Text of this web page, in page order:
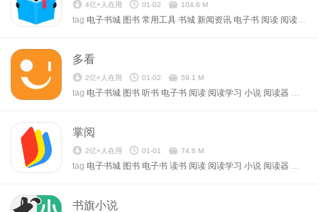
4亿+人在用 01-02 104.6 M
tag 电子书城 图书 常用工具 书城 新闻资讯 电子书 阅读 阅读学习
多看
2亿+人在用 01-02 59.1 M
tag 电子书城 图书 听书 电子书 阅读 阅读学习 小说 阅读器 杂志
掌阅
2亿+人在用 01-01 74.6 M
tag 电子书城 图书 电子书 读书 阅读 阅读学习 小说 阅读器 学习
书旗小说